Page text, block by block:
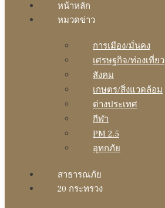
หน้าหลัก
หมวดข่าว
การเมือง/มั่นคง
เศรษฐกิจ/ท่องเที่ยว
สังคม
เกษตร/สิ่งแวดล้อม
ต่างประเทศ
กีฬา
PM 2.5
อุทกภัย
สาธารณภัย
20 กระทรวง